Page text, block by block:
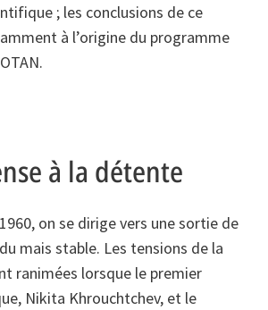
; les conclusions de ce
à l’origine du programme
à la détente
on se dirige vers une sortie de
mais stable. Les tensions de la
ranimées lorsque le premier
Nikita Khrouchtchev, et le